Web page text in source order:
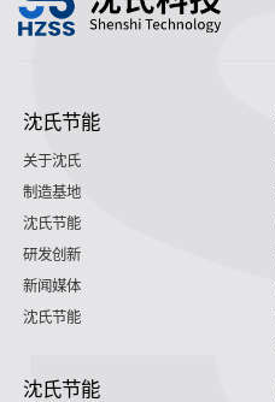
沈氏节能
关于沈氏
制造基地
沈氏节能
研发创新
新闻媒体
沈氏节能
沈氏节能